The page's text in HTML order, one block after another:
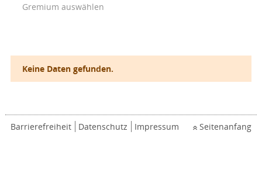
Gremium auswählen
Keine Daten gefunden.
Barrierefreiheit Datenschutz Impressum Seitenanfang